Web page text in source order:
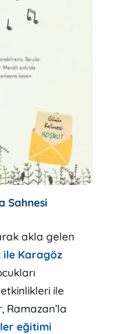
Sahnesi
akla gelen
ile Karagöz
ile
Ramazan’la
eğitimi